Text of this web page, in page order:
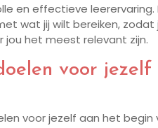
en effectieve
wat jij wilt bereiken,
het meest relevant zijn.
voor
voor jezelf aan het begin